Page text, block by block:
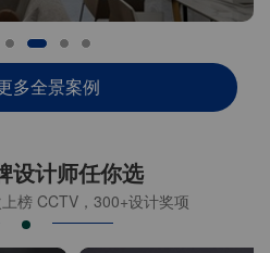
多全景案例
设计师任你选
榜 CCTV，300+设计奖项